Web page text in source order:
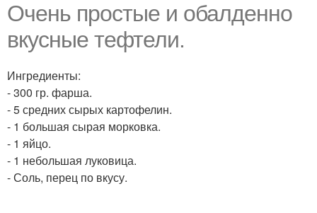
Очень простые и обалденно
вкусные тефтели.
Ингредиенты:
- 300 гр. фарша.
- 5 средних сырых картофелин.
- 1 большая сырая морковка.
- 1 яйцо.
- 1 небольшая луковица.
- Соль, перец по вкусу.